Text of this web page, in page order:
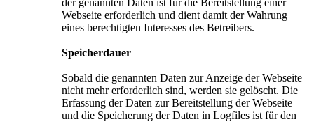
Webseite erforderlich und dient damit der Wahrung
eines berechtigten Interesses des Betreibers.
Speicherdauer
Sobald die genannten Daten zur Anzeige der Webseite
nicht mehr erforderlich sind, werden sie gelöscht. Die
Erfassung der Daten zur Bereitstellung der Webseite
und die Speicherung der Daten in Logfiles ist für den